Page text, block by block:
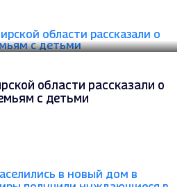
области рассказали о
с детьми